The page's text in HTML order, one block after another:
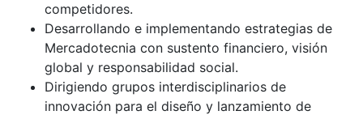
competidores.
Desarrollando e implementando estrategias de
Mercadotecnia con sustento financiero, visión
global y responsabilidad social.
Dirigiendo grupos interdisciplinarios de
innovación para el diseño y lanzamiento de